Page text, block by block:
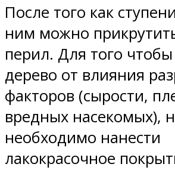
После того как
ним можно
перил. Для того
дерево от влияния
факторов (сырости,
вредных насекомых),
необходимо нанести
лакокрасочное